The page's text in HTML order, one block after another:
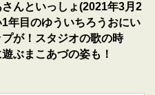
んといっしょ(2021年3月2
1年目のゆういちろうおにい
が！スタジオの歌の時
ぶまこあづの姿も！